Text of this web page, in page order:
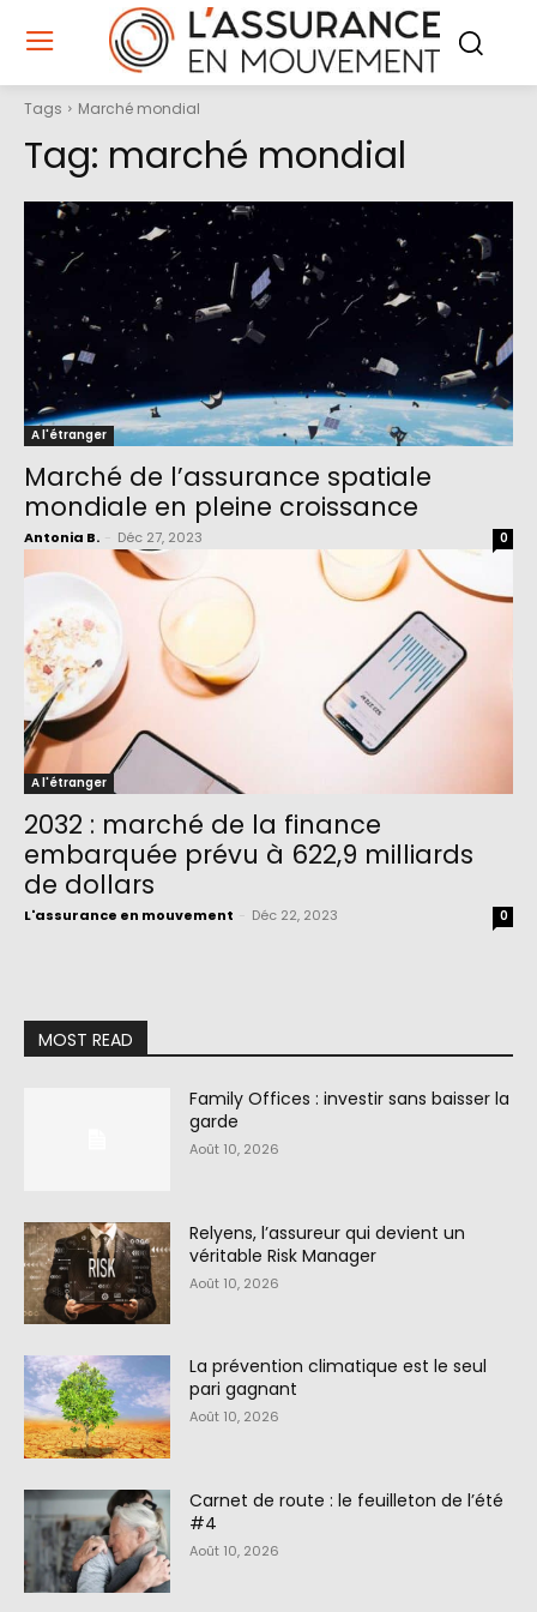
Tags Marché mondial
Tag: marché mondial
A l'étranger
Marché de l’assurance spatiale
mondiale en pleine croissance
Antonia B. Déc 27, 2023 0
A l'étranger
2032 : marché de la finance
embarquée prévu à 622,9 milliards
de dollars
L'assurance en mouvement Déc 22, 2023 0
MOST READ
Family Offices : investir sans baisser la
garde
Août 10, 2026
Relyens, l’assureur qui devient un
véritable Risk Manager
Août 10, 2026
La prévention climatique est le seul
pari gagnant
Août 10, 2026
Carnet de route : le feuilleton de l’été
#4
Août 10, 2026